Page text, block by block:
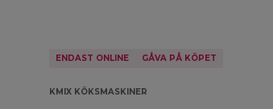
ENDAST ONLINE GÅVA PÅ KÖPET
KMIX KÖKSMASKINER